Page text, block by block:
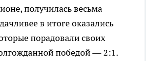
получилась весьма
в итоге оказались
порадовали своих
победой — 2:1.